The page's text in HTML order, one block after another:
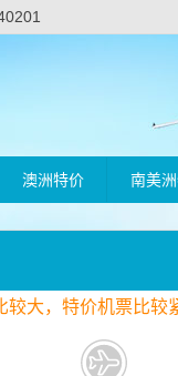
澳洲特价 南美
较大，特价机票比较